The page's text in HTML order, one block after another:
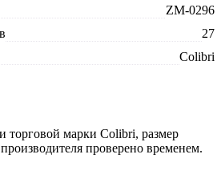
ZM-0296
27
Colibri
торговой марки Colibri, размер
проверено временем.